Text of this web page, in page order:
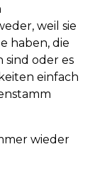
weil sie
haben, die
oder es
einfach
wieder